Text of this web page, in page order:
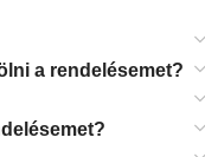
a rendelésemet?